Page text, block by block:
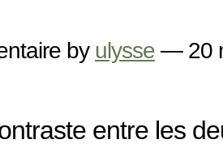
by ulysse — 20
entre les